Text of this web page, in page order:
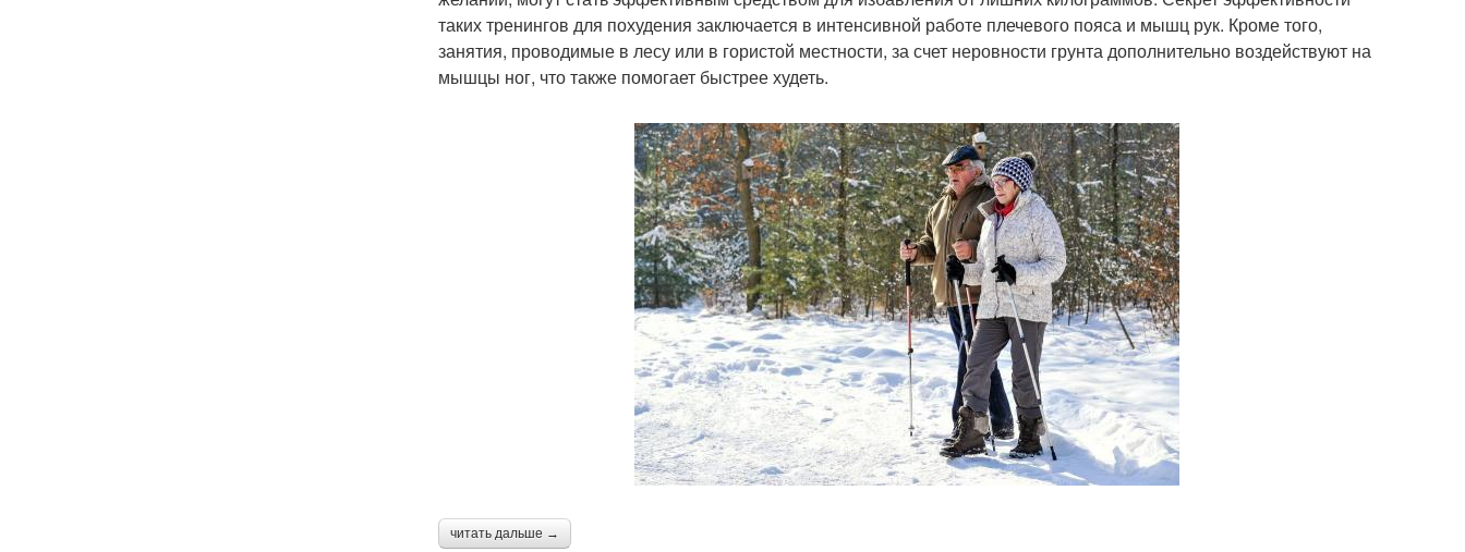
таких тренингов для похудения заключается в интенсивной работе плечевого пояса и мышц рук. Кроме того,
занятия, проводимые в лесу или в гористой местности, за счет неровности грунта дополнительно воздействуют на
мышцы ног, что также помогает быстрее худеть.
читать дальше →